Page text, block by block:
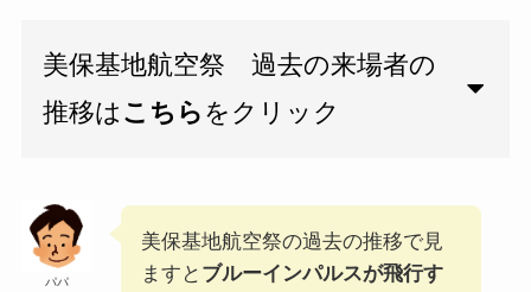
美保基地航空祭 過去の来場者の
推移は こちら をクリック
パパ
美保基地航空祭の過去の推移で見
ますと ブルーインパルスが飛行す